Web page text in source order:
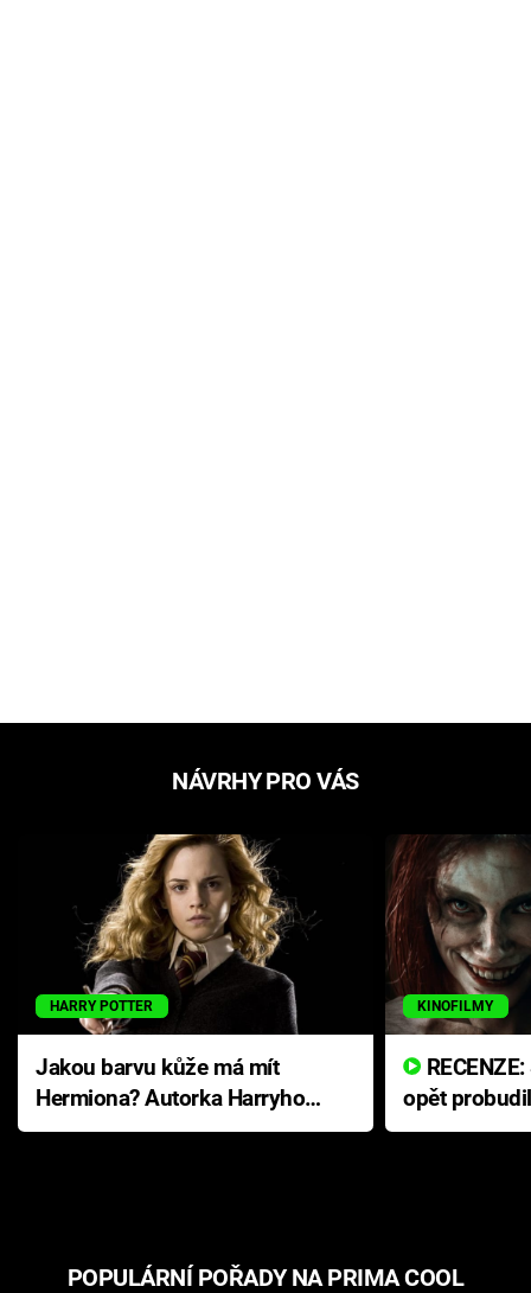
NÁVRHY PRO VÁS
HARRY POTTER
Jakou barvu kůže má mít
Hermiona? Autorka Harryho
Pottera přišla s ráznou
KINOFILMY
opět
přichází s
POPULÁRNÍ POŘADY NA PRIMA COOL